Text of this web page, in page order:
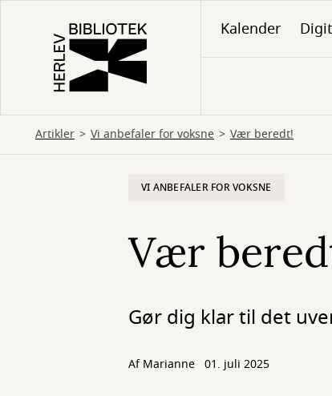
hovedindhold
Kalender
Artikler Vi anbefaler for voksne Vær beredt!
VI ANBEFALER FOR VOKSNE
Vær
Gør dig klar til det
AfMarianne 01. juli 2025